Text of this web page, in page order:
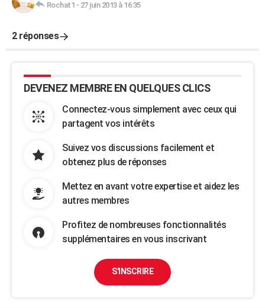
Rochat1 - 27 juin 2013 à 16:35
2 réponses
DEVENEZ MEMBRE EN QUELQUES CLICS
Connectez-vous simplement avec ceux qui
partagent vos intérêts
Suivez vos discussions facilement et
obtenez plus de réponses
Mettez en avant votre expertise et aidez les
autres membres
Profitez de nombreuses fonctionnalités
supplémentaires en vous inscrivant
S'INSCRIRE